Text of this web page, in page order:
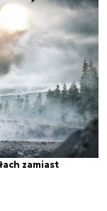
zamiast